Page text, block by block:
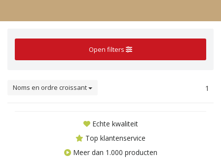
Open filters
Noms en ordre croissant 1
Echte kwaliteit
Top klantenservice
Meer dan 1.000 producten